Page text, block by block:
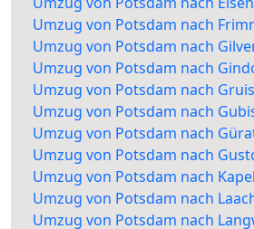
Umzug von Potsdam nach
Umzug von Potsdam nach
Umzug von Potsdam nach
Umzug von Potsdam nach
Umzug von Potsdam nach
Umzug von Potsdam nach
Umzug von Potsdam nach
Umzug von Potsdam nach
Umzug von Potsdam nach
Umzug von Potsdam nach